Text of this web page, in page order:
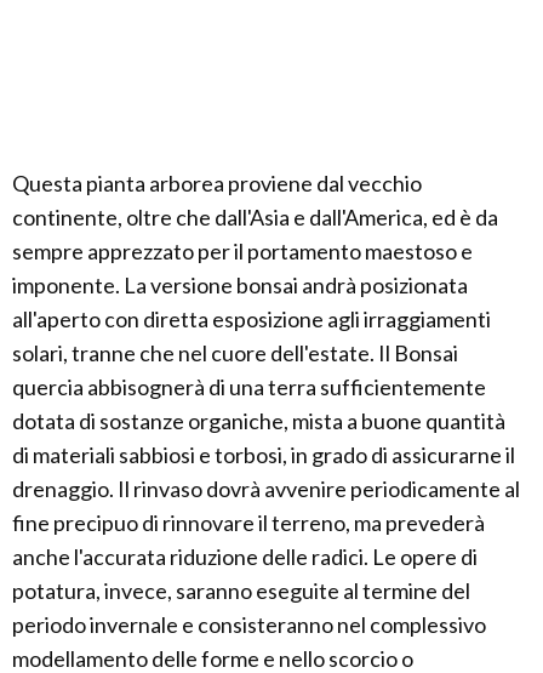
Questa pianta arborea proviene dal vecchio
continente, oltre che dall'Asia e dall'America, ed è da
sempre apprezzato per il portamento maestoso e
imponente. La versione bonsai andrà posizionata
all'aperto con diretta esposizione agli irraggiamenti
solari, tranne che nel cuore dell'estate. Il Bonsai
quercia abbisognerà di una terra sufficientemente
dotata di sostanze organiche, mista a buone quantità
di materiali sabbiosi e torbosi, in grado di assicurarne il
drenaggio. Il rinvaso dovrà avvenire periodicamente al
fine precipuo di rinnovare il terreno, ma prevederà
anche l'accurata riduzione delle radici. Le opere di
potatura, invece, saranno eseguite al termine del
periodo invernale e consisteranno nel complessivo
modellamento delle forme e nello scorcio o